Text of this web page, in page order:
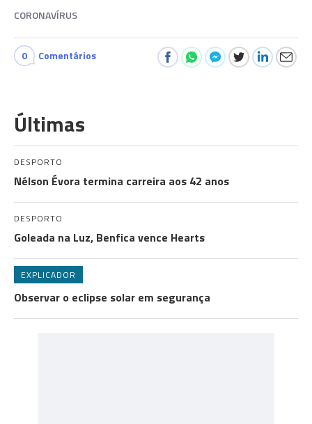
CORONAVÍRUS
0 Comentários
Últimas
DESPORTO
Nélson Évora termina carreira aos 42 anos
DESPORTO
Goleada na Luz, Benfica vence Hearts
EXPLICADOR
Observar o eclipse solar em segurança